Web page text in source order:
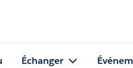
Échanger